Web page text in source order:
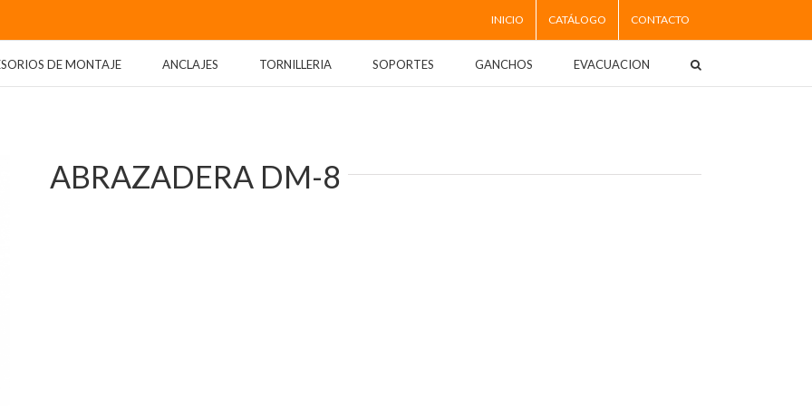
INICIO CATÁLOGO CONTACTO
DE MONTAJE ANCLAJES TORNILLERIA SOPORTES GANCHOS EVACUACION
ABRAZADERA DM-8